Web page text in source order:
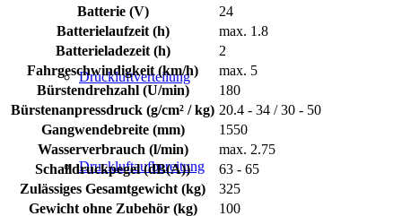
Druckluftverteilung
Druckluftaufbereitung
Batterie (V)
24
Batterielaufzeit (h)
max. 1.8
Batterieladezeit (h)
2
Fahrgeschwindigkeit (km/h)
max. 5
Bürstendrehzahl (U/min)
180
Bürstenanpressdruck (g/cm² / kg) 20.4 - 34 / 30 - 50
Gangwendebreite (mm)
1550
Wasserverbrauch (l/min)
max. 2.75
Schalldruckpegel (dB(A))
63 - 65
Zulässiges Gesamtgewicht (kg)
325
Gewicht ohne Zubehör (kg)
100